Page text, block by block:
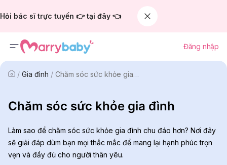
Hỏi bác sĩ trực tuyến 👉 tại đây 👈
Đăng nhập
/ Gia đình / Chăm sóc sức khỏe gia đình
Chăm sóc sức khỏe gia đình
Làm sao để chăm sóc sức khỏe gia đình chu đáo hơn? Nơi đây
sẽ giải đáp dùm bạn mọi thắc mắc để mang lại hạnh phúc trọn
vẹn và đầy đủ cho người thân yêu.